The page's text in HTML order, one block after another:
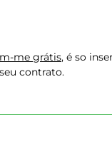
me grátis, é so
contrato.